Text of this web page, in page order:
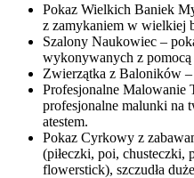
Pokaz Wielkich Baniek
z zamykaniem w wielkiej
Szalony Naukowiec –
wykonywanych z pomocą
Zwierzątka z Baloników –
Profesjonalne Malowanie
profesjonalne malunki na
atestem.
Pokaz Cyrkowy z
(piłeczki, poi, chusteczki,
flowerstick), szczudła